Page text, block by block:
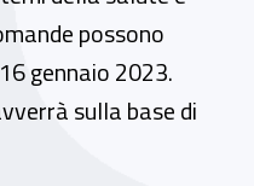
possono
gennaio 2023.
sulla base di